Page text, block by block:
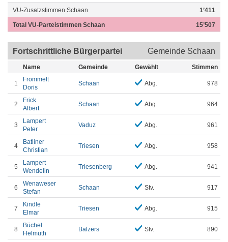
VU-Zusatzstimmen Schaan 1’411
Total VU-Parteistimmen Schaan 15’507
Fortschrittliche Bürgerpartei Gemeinde Schaan
Name Gemeinde Gewählt Stimmen
1
Frommelt
Doris
Schaan Abg. 978
2
Frick
Albert
Schaan Abg. 964
3
Lampert
Peter
Vaduz Abg. 961
4
Batliner
Christian
Triesen Abg. 958
5
Lampert
Wendelin
Triesenberg Abg. 941
6
Wenaweser
Stefan
Schaan Stv. 917
7
Kindle
Elmar
Triesen Abg. 915
8
Büchel
Helmuth
Balzers Stv. 890